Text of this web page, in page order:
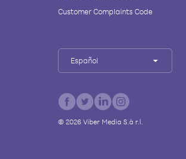
Customer Complaints Code
Español
© 2026Viber Media S.à r.l.